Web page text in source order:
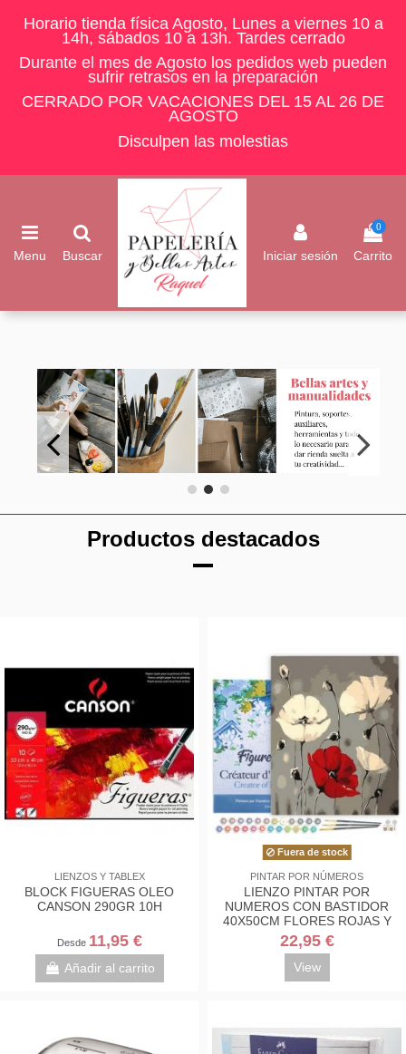
Horario tienda física Agosto, Lunes a viernes 10 a
14h, sábados 10 a 13h. Tardes cerrado
Durante el mes de Agosto los pedidos web pueden
sufrir retrasos en la preparación
CERRADO POR VACACIONES DEL 15 AL 26 DE
AGOSTO
Disculpen las molestias
Menu Buscar Iniciar sesión
0
Carrito
Productos destacados
LIENZOS Y TABLEX
BLOCK FIGUERAS OLEO
CANSON 290GR 10H
Desde 11,95 €
Añadir al carrito
Fuera de stock
PINTAR POR NÚMEROS
LIENZO PINTAR POR
NUMEROS CON BASTIDOR
40X50CM FLORES ROJAS Y
BLANCAS
22,95 €
View